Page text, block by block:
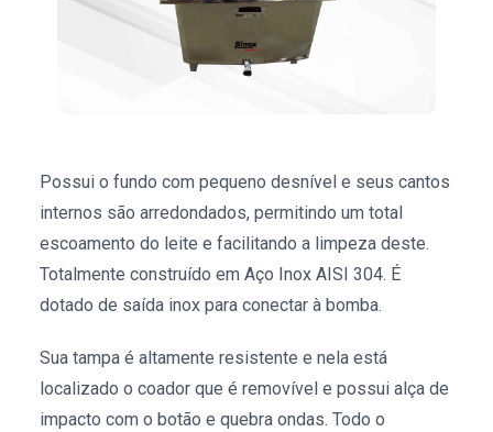
Possui o fundo com pequeno desnível e seus cantos
internos são arredondados, permitindo um total
escoamento do leite e facilitando a limpeza deste.
Totalmente construído em Aço Inox AISI 304. É
dotado de saída inox para conectar à bomba.
Sua tampa é altamente resistente e nela está
localizado o coador que é removível e possui alça de
impacto com o botão e quebra ondas. Todo o